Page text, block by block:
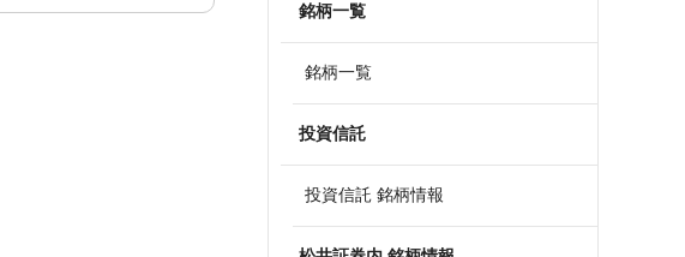
銘柄一覧
銘柄一覧
投資信託
投資信託 銘柄情報